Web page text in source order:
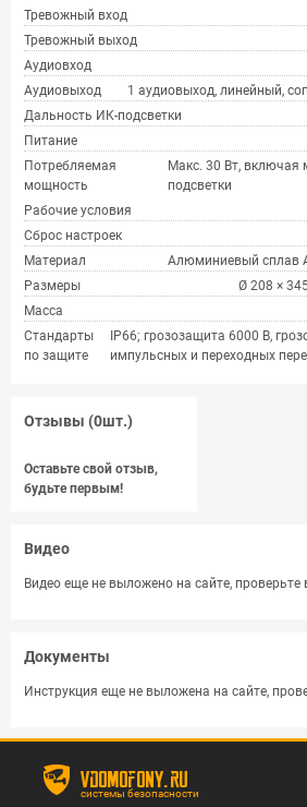
Тревожный вход
Тревожный выход
Аудиовход
Аудиовыход
1 аудиовыход, линейный,
Дальность ИК-подсветки
Питание
Потребляемая
мощность
Макс. 30 Вт, включая
подсветки
Рабочие условия
Сброс настроек
Материал
Алюминиевый сплав
Размеры
Ø 208 ×
Масса
Стандарты
по защите
IP66; грозозащита 6000 В,
импульсных и переходных
Отзывы (0шт.)
Оставьте свой отзыв,
будьте первым!
Видео
Видео еще не выложено на сайте, проверьте
Документы
Инструкция еще не выложена на сайте,
vdomofony.ru
системы безопасности